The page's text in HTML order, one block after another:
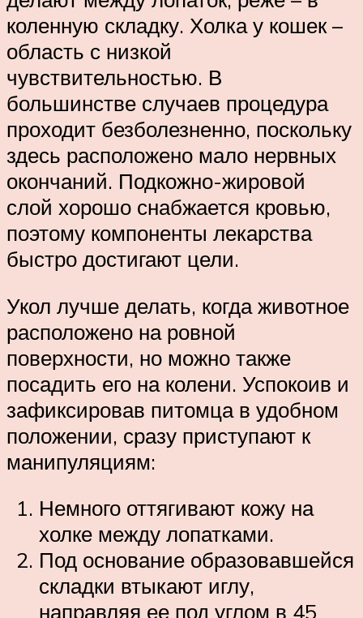
коленную складку. Холка у кошек –
область с низкой
чувствительностью. В
большинстве случаев процедура
проходит безболезненно, поскольку
здесь расположено мало нервных
окончаний. Подкожно-жировой
слой хорошо снабжается кровью,
поэтому компоненты лекарства
быстро достигают цели.
Укол лучше делать, когда животное
расположено на ровной
поверхности, но можно также
посадить его на колени. Успокоив и
зафиксировав питомца в удобном
положении, сразу приступают к
манипуляциям:
Немного оттягивают кожу на
холке между лопатками.
Под основание образовавшейся
складки втыкают иглу,
направляя ее под углом в 45